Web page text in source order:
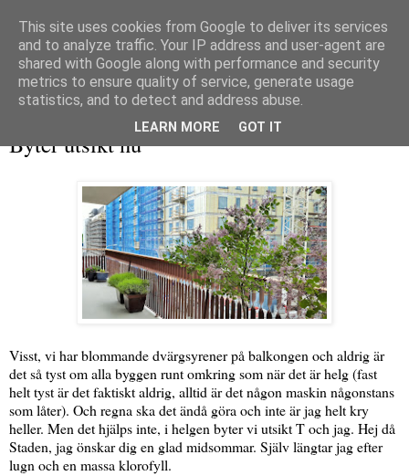
Byter utsikt nu
Visst, vi har blommande dvärgsyrener på balkongen och aldrig är
det så tyst om alla byggen runt omkring som när det är helg (fast
helt tyst är det faktiskt aldrig, alltid är det någon maskin någonstans
som låter). Och regna ska det ändå göra och inte är jag helt kry
heller. Men det hjälps inte, i helgen byter vi utsikt T och jag. Hej då
Staden, jag önskar dig en glad midsommar. Själv längtar jag efter
lugn och en massa klorofyll.
This site uses cookies from Google to deliver its services
and to analyze traffic. Your IP address and user-agent are
shared with Google along with performance and security
metrics to ensure quality of service, generate usage
statistics, and to detect and address abuse.
LEARN MORE GOT IT